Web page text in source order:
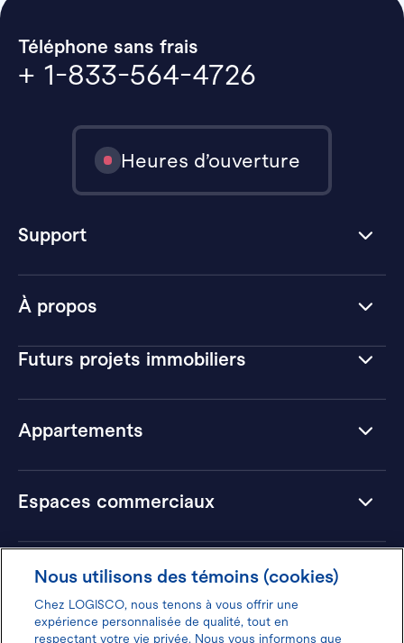
À propos
Futurs projets immobiliers
Appartements
Espaces commerciaux
Hôtels
Téléphone sans frais
+ 1-833-564-4726
Heures d’ouverture
Support
Nous utilisons des témoins (cookies)
Chez LOGISCO, nous tenons à vous offrir une
expérience personnalisée de qualité, tout en
respectant votre vie privée. Nous vous informons que